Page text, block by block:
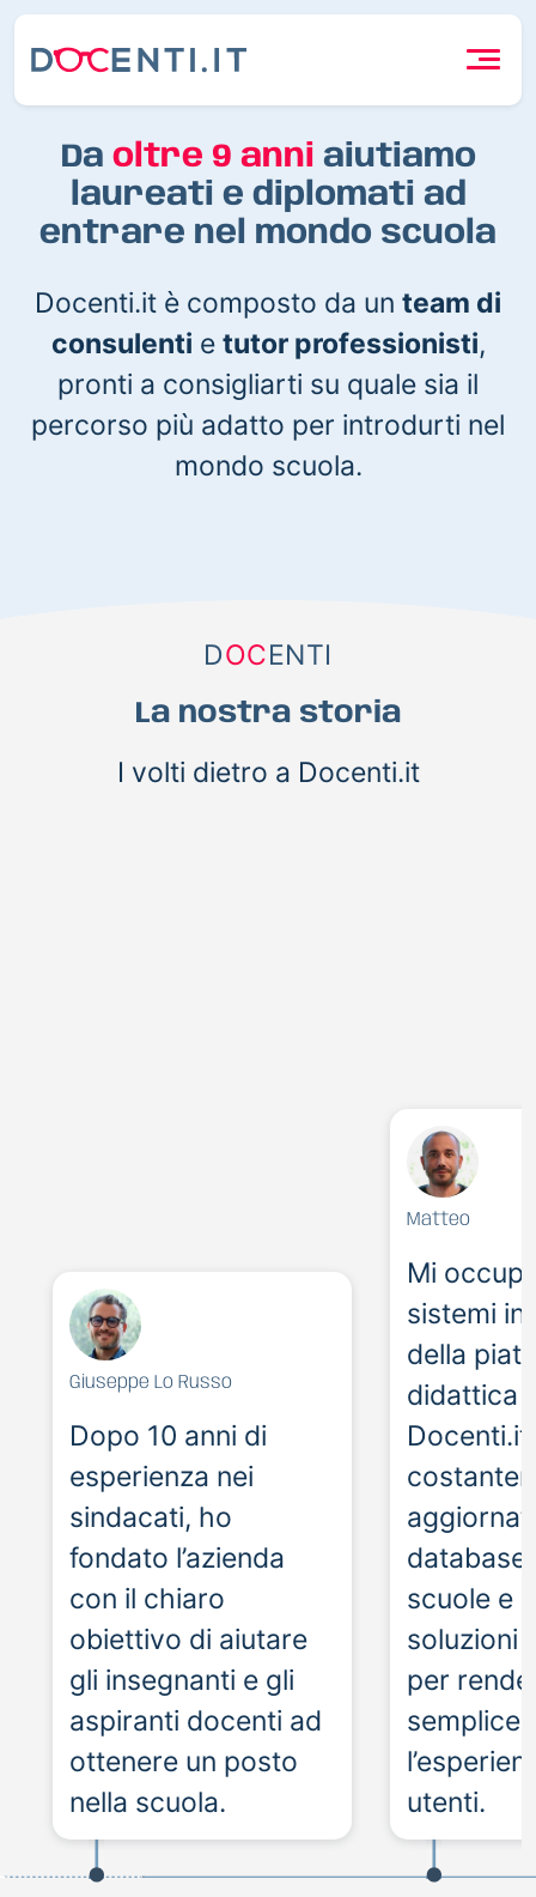
Da oltre 9 anni aiutiamo
laureati e diplomati ad
entrare nel mondo scuola
Docenti.it è composto da un team di
consulenti e tutor professionisti,
pronti a consigliarti su quale sia il
percorso più adatto per introdurti nel
mondo scuola.
DOCENTI
La nostra storia
I volti dietro a Docenti.it
Giuseppe Lo Russo
Dopo 10 anni di
esperienza nei
sindacati, ho
fondato l’azienda
con il chiaro
obiettivo di aiutare
gli insegnanti e gli
aspiranti docenti ad
ottenere un posto
nella scuola.
Matteo
Mi
sistemi
della
didattica
database
scuole e
soluzioni
per
semplice
utenti.